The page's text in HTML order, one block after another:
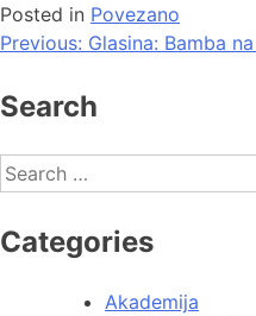
Posted in Povezano
Post
navigation
Previous: Glasina: Bamba
Search
Search
for:
Categories
Akademija